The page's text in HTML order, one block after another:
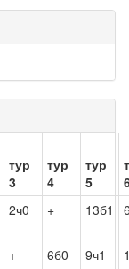
тур
3
тур
4
тур
5
2ч0 + 13б1
+ 6б0 9ч1